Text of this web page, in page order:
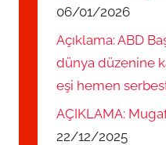
06/01/2026
Açıklama: ABD
dünya düzenine
eşi hemen serbest
AÇIKLAMA:
22/12/2025